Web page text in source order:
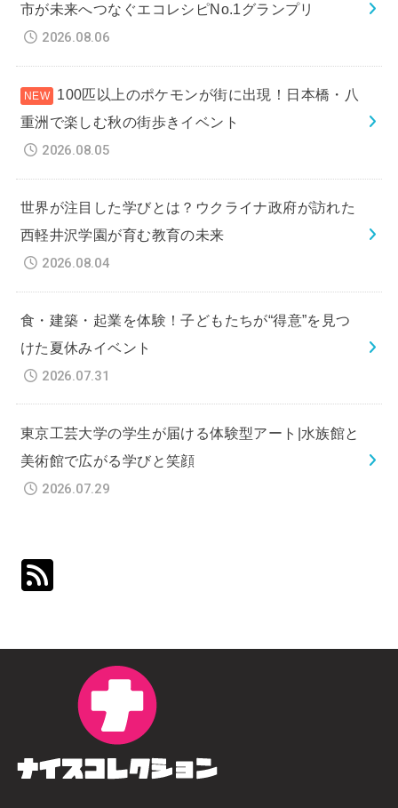
市が未来へつなぐエコレシピNo.1グランプリ
2026.08.06
100匹以上のポケモンが街に出現！日本橋・八
重洲で楽しむ秋の街歩きイベント
2026.08.05
世界が注目した学びとは？ウクライナ政府が訪れた
西軽井沢学園が育む教育の未来
2026.08.04
食・建築・起業を体験！子どもたちが“得意”を見つ
けた夏休みイベント
2026.07.31
東京工芸大学の学生が届ける体験型アート|水族館と
美術館で広がる学びと笑顔
2026.07.29